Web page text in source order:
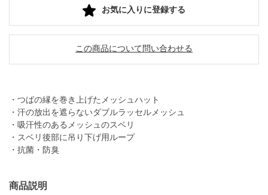
お気に入りに登録する
この商品について問い合わせる
・つばの縁を巻き上げたメッシュハット
・汗の放出を遮らないダブルラッセルメッシュ
・吸汗性のあるメッシュのスベリ
・スベリ後部に吊り下げ用ループ
・抗菌・防臭
商品説明